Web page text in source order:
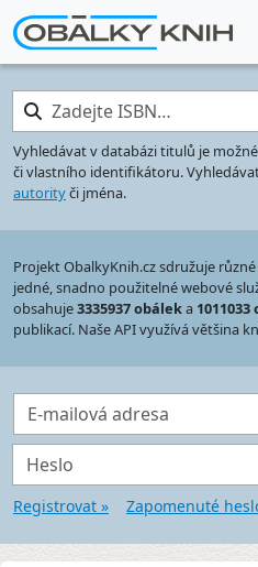
Zadejte ISBN…
Vyhledávat v databázi titulů je možné
či vlastního identifikátoru.
autorityči jména.
Projekt ObalkyKnih.cz sdružuje
jedné, snadno použitelné webové
obsahuje3335937 obáleka 1011033
publikací. Naše API využívá většina
E-mailová adresa
Heslo
Registrovat » Zapomenuté